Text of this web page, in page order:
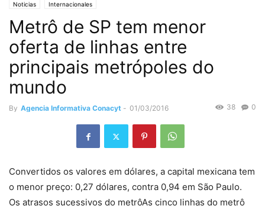
Noticias Internacionales
Metrô de SP tem menor
oferta de linhas entre
principais metrópoles do
mundo
By Agencia Informativa Conacyt - 01/03/2016 0
38
Convertidos os valores em dólares, a capital mexicana tem
o menor preço: 0,27 dólares, contra 0,94 em São Paulo.
Os atrasos sucessivos do metrôAs cinco linhas do metrô